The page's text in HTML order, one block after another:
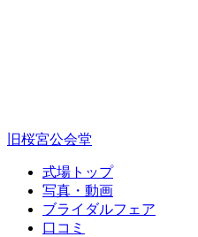
旧桜宮公会堂
式場トップ
写真・動画
ブライダルフェア
口コミ